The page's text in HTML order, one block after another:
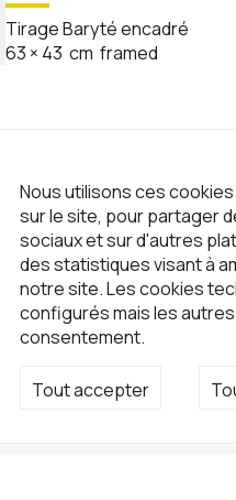
Nous utilisons ces
sur le site, pour partager
sociaux et sur d'autres
des statistiques visant à
notre site. Les cookies
configurés mais les
consentement.
Tout accepter
Tirage Baryté encadré
63 × 43 cm framed
Newsletter
Inscrivez-vous à notre newsletter !
Réseaux sociaux